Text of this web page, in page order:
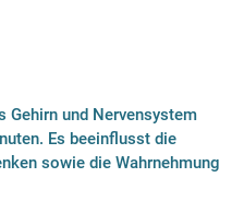
Gehirn und Nervensystem
Es beeinflusst die
sowie die Wahrnehmung